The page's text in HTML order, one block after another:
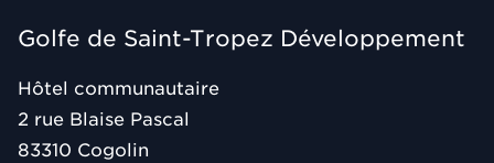
Golfe de Saint-Tropez Développement
Hôtel communautaire
2 rue Blaise Pascal
83310 Cogolin